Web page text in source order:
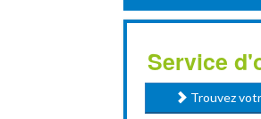
Service
Trouvez